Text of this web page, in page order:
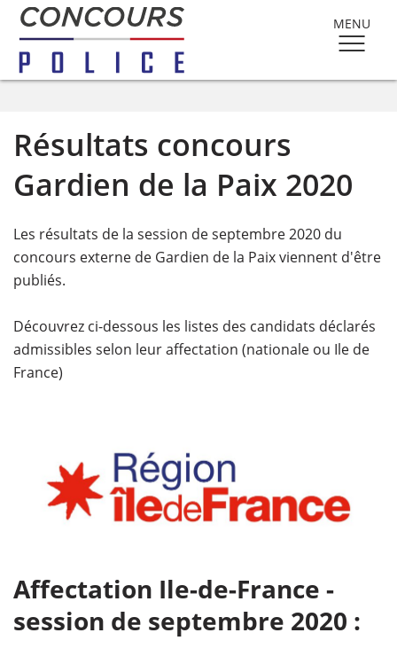
MENU
Résultats concours
Gardien de la Paix 2020
Les résultats de la session de septembre 2020 du
concours externe de Gardien de la Paix viennent d'être
publiés.
Découvrez ci-dessous les listes des candidats déclarés
admissibles selon leur affectation (nationale ou Ile de
France)
Affectation Ile-de-France -
session de septembre 2020 :